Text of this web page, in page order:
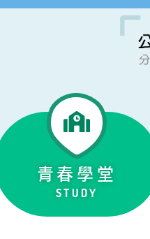
青春學堂
STUDY